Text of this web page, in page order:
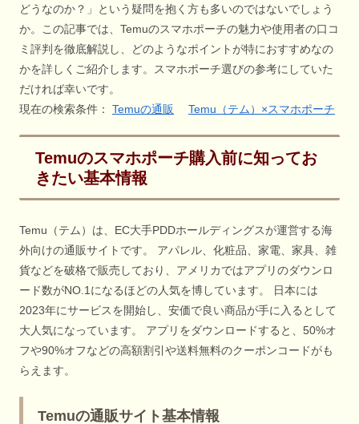
どうなのか？」という疑問を抱く方も多いのではないでしょう
か。この記事では、Temuのスマホポーチの魅力や使用者の口コ
ミ評判を徹底解説し、どのようなポイントが特におすすめなの
かを詳しくご紹介します。スマホポーチ選びの参考にしていた
だければ幸いです。
現在の検索条件： Temuの通販 Temu（テム）×スマホポーチ
Temuのスマホポーチ購入前に知ってお
きたい基本情報
Temu（テム）は、EC大手PDDホールディングスが運営する海
外向けの通販サイトです。 アパレル、化粧品、家電、家具、雑
貨などを破格で販売しており、アメリカではアプリのダウンロ
ード数がNO.1になるほどの人気を博しています。 日本には
2023年にサービスを開始し、安価で良い商品が手に入るとして
大人気になっています。 アプリをダウンロードすると、50%オ
フや90%オフなどの高額割引や送料無料のクーポンコードがも
らえます。
Temuの通販サイト基本情報